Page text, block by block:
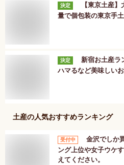
決定
【東京土産
量で個包装の東京手
決定
新宿お土産ラ
ハマるなど美味しい
土産の人気おすすめランキング
受付中
金沢でしか
ング上位や女子ウケ
えてください。